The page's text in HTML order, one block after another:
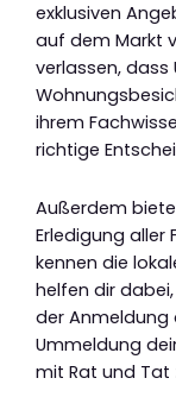
exklusiven
auf dem Markt
verlassen, dass
ihrem
richtige
Außerdem
Erledigung aller
kennen die
helfen dir
der Anmeldung
Ummeldung
mit Rat und Tat